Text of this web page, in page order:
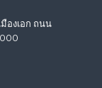
องเอก ถนน